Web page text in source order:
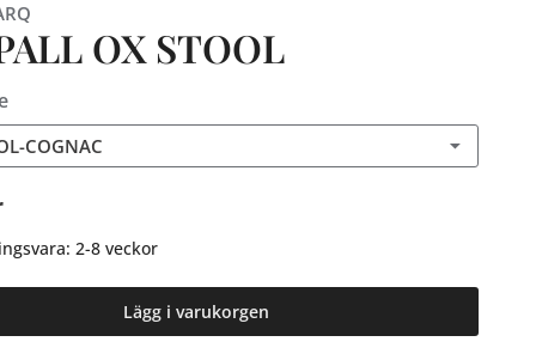
OX STOOL
COGNAC
2-8 veckor
Lägg i varukorgen